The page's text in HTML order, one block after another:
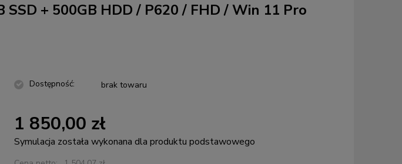
+ 500GB HDD / P620 / FHD / Win 11 Pro
Dostępność: brak towaru
1 850,00 zł
Symulacja została wykonana dla produktu podstawowego